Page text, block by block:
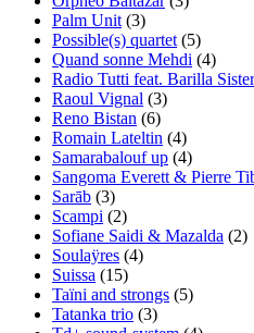
Palm Unit (3)
Possible(s) quartet (5)
Quand sonne Mehdi (4)
Radio Tutti feat. Barilla
Raoul Vignal (3)
Reno Bistan (6)
Romain Lateltin (4)
Samarabalouf up (4)
Sangoma Everett & Pierre
Sarāb (3)
Scampi (2)
Sofiane Saidi & Mazalda (2)
Soulaÿres (4)
Suissa (15)
Taïni and strongs (5)
Tatanka trio (3)